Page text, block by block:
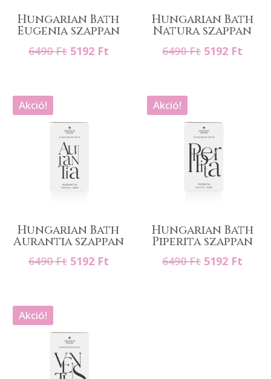
Hungarian Bath
Eugenia szappan
6490Ft Original
5192 FtCurrent
5192 Ft.
Hungarian Bath
Natura szappan
6490Ft Original
5192 Ft
Akció!
Hungarian Bath
Aurantia szappan
6490Ft Original
5192 FtCurrent
Akció!
Hungarian Bath
Piperita szappan
6490Ft Original
5192 Ft
Akció!